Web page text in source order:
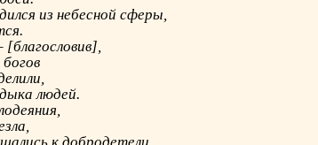
из небесной сферы,
[благословив],
людей.